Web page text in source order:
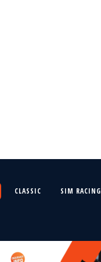
CLASSIC SIM RACING